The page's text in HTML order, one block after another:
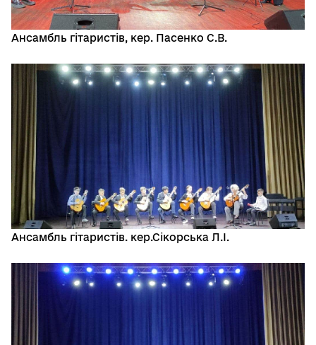
Ансамбль гітаристів, кер. Пасенко С.В.
Ансамбль гітаристів. кер.Сікорська Л.І.